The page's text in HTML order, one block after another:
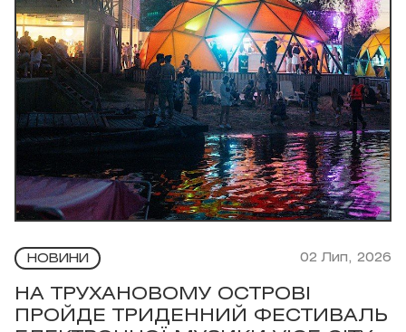
НОВИНИ 02 Лип, 2026
НА ТРУХАНОВОМУ ОСТРОВІ
ПРОЙДЕ ТРИДЕННИЙ ФЕСТИВАЛЬ